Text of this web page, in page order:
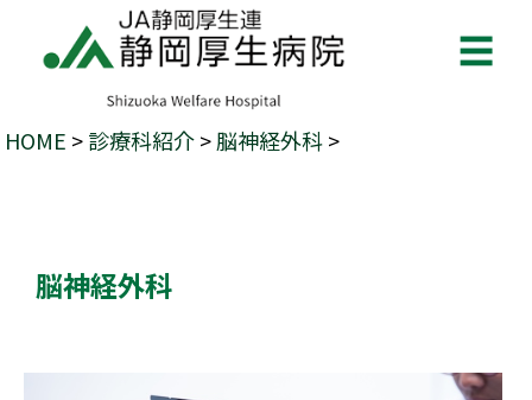
☰
HOME >診療科紹介>脳神経外科>
脳神経外科